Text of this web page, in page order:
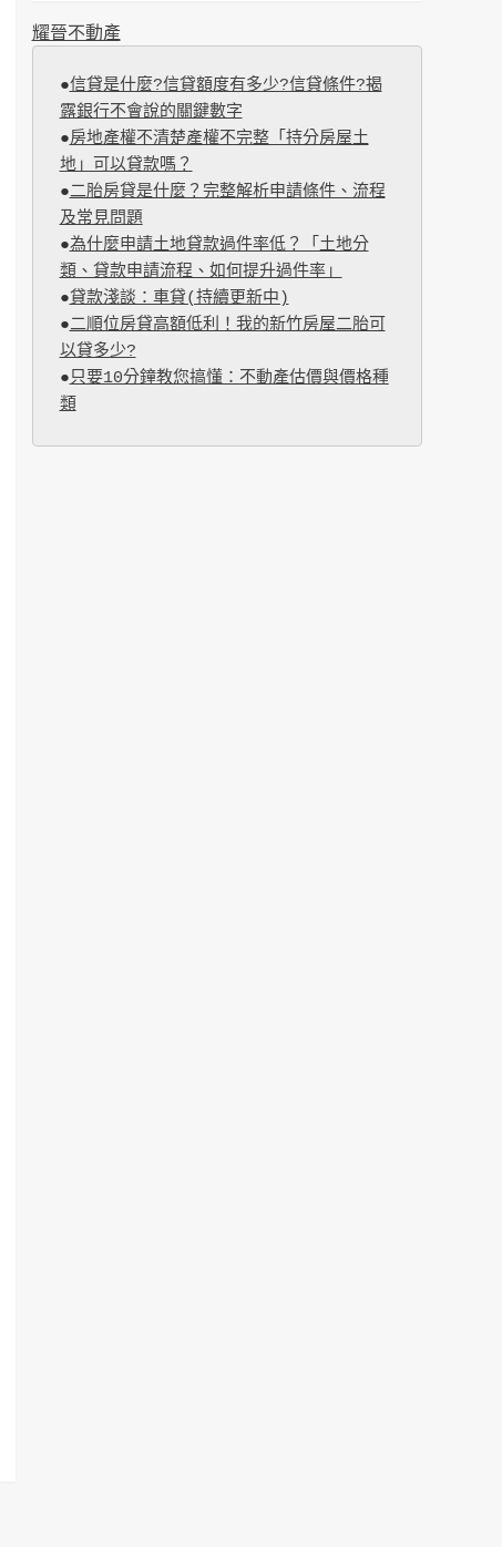
耀晉不動產
●信貸是什麼?信貸額度有多少?信貸條件?揭
露銀行不會說的關鍵數字
●房地產權不清楚產權不完整「持分房屋土
地」可以貸款嗎？
●二胎房貸是什麼？完整解析申請條件、流程
及常見問題
●為什麼申請土地貸款過件率低？「土地分
類、貸款申請流程、如何提升過件率」
●貸款淺談：車貸(持續更新中)
●二順位房貸高額低利！我的新竹房屋二胎可
以貸多少?
●只要10分鐘教您搞懂：不動產估價與價格種
類